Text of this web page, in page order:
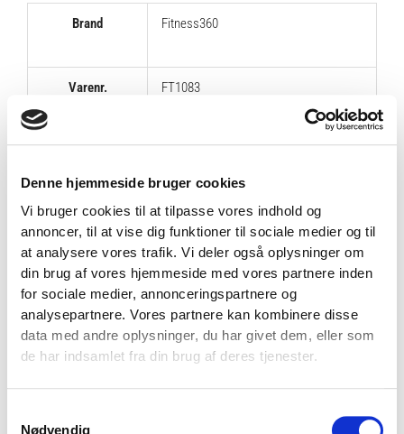
Denne hjemmeside bruger cookies
Vi bruger cookies til at tilpasse vores indhold og
annoncer, til at vise dig funktioner til sociale medier og til
at analysere vores trafik. Vi deler også oplysninger om
din brug af vores hjemmeside med vores partnere inden
for sociale medier, annonceringspartnere og
analysepartnere. Vores partnere kan kombinere disse
data med andre oplysninger, du har givet dem, eller som
de har indsamlet fra din brug af deres tjenester.
Nødvendig
Brand Fitness360
Varenr. FT1083
Materiale Krydsfiner
Længde 178 cm
Bredde 122 cm